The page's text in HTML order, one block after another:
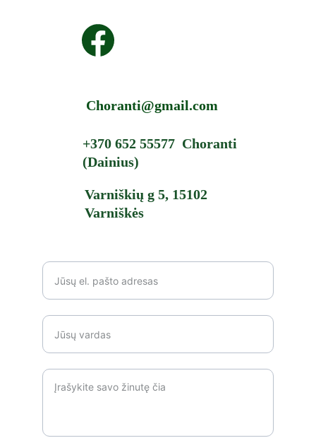
+370 652 55577  Choranti
(Dainius)
Choranti@gmail.com
Varniškių g 5, 15102
Varniškės